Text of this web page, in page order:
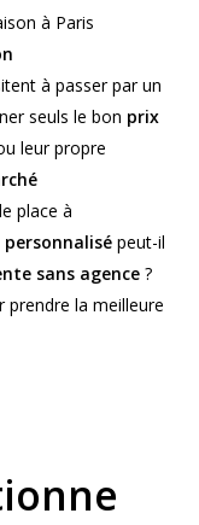
à Paris
à passer par un
seuls le bon prix
leur propre
place à
peut-il
sans agence?
prendre la meilleure